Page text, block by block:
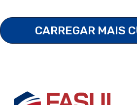
CARREGAR MAIS